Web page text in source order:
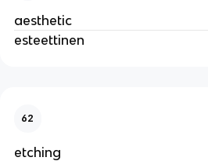
aesthetic
esteettinen
62
etching